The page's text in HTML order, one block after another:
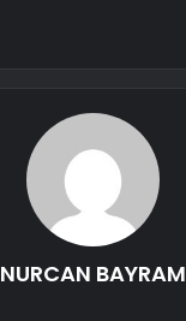
NURCAN BAYRAM